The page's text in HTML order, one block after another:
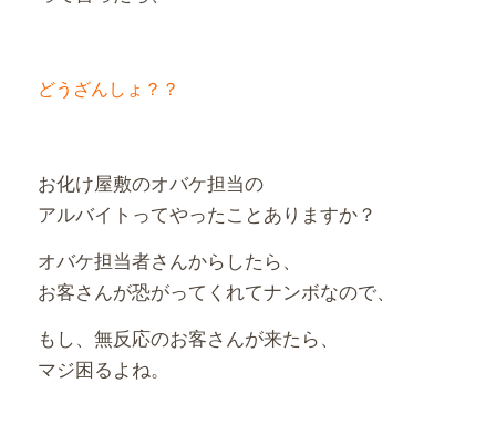
どうざんしょ？？
お化け屋敷のオバケ担当の
アルバイトってやったことありますか？
オバケ担当者さんからしたら、
お客さんが恐がってくれてナンボなので、
もし、無反応のお客さんが来たら、
マジ困るよね。